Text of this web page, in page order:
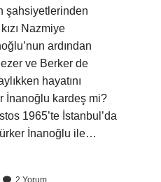
şahsiyetlerinden
Nazmiye
ardından
ve Berker de
hayatını
İnanoğlu kardeş mi?
1965’te İstanbul’da
İnanoğlu ile…
2 Yorum